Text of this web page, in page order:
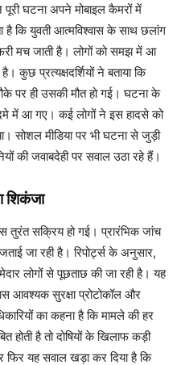
घटना अपने मोबाइल कैमरों में
है कि युवती आत्मविश्वास के साथ छलांग
मच जाती है। लोगों को समझ में आ
कुछ प्रत्यक्षदर्शियों ने बताया कि
पर ही उसकी मौत हो गई। घटना के
में आ गए। कई लोगों ने इस हादसे को
सोशल मीडिया पर भी घटना से जुड़ी
की जवाबदेही पर सवाल उठा रहे हैं।
शिकंजा
तुरंत सक्रिय हो गई। प्रारंभिक जांच
जा रही है। रिपोर्ट्स के अनुसार,
लोगों से पूछताछ की जा रही है। यह
आवश्यक सुरक्षा प्रोटोकॉल और
का कहना है कि मामले की हर
होती है तो दोषियों के खिलाफ कड़ी
फिर यह सवाल खड़ा कर दिया है कि